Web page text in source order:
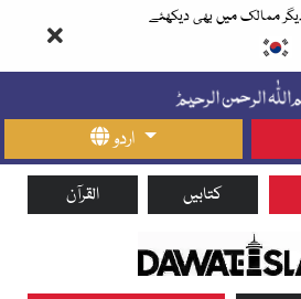
ممالک میں بھی دیکھئے
اردو
القرآن کتابیں